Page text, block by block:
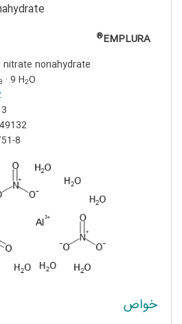
EMPLURA
®
nonahydrate
· 9 H2O
8
خواص